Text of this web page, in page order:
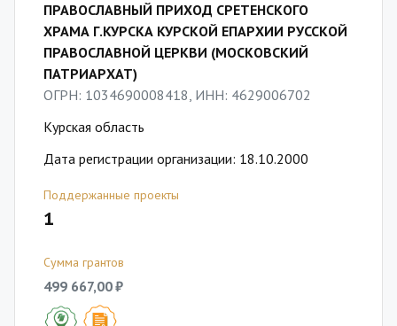
ПРАВОСЛАВНЫЙ ПРИХОД СРЕТЕНСКОГО
ХРАМА Г.КУРСКА КУРСКОЙ ЕПАРХИИ РУССКОЙ
ПРАВОСЛАВНОЙ ЦЕРКВИ (МОСКОВСКИЙ
ПАТРИАРХАТ)
ОГРН: 1034690008418, ИНН: 4629006702
Курская область
Дата регистрации организации: 18.10.2000
Поддержанные проекты
1
Сумма грантов
499 667,00 ₽